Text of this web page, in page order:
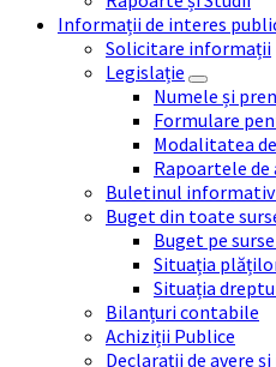
Informații de interes
Solicitare informații
Legislație
Numele și
Formulare
Modalitatea
Rapoartele de
Buletinul informativ
Buget din toate
Buget pe
Situația
Situația
Bilanțuri contabile
Achiziții Publice
Declarații de avere